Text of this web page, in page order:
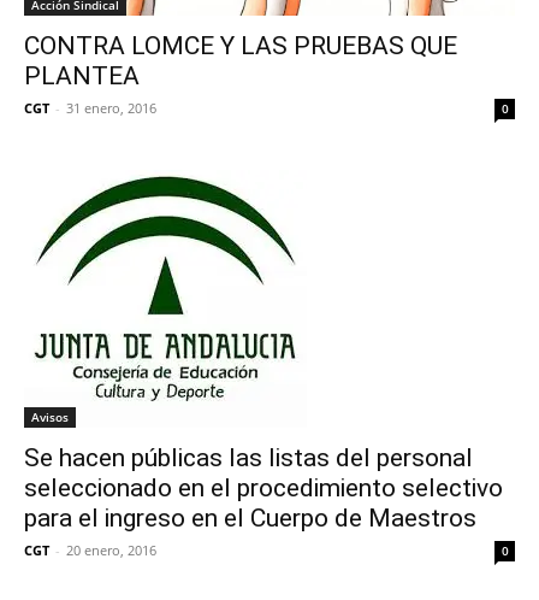
Acción Sindical
CONTRA LOMCE Y LAS PRUEBAS QUE
PLANTEA
CGT - 31 enero, 2016 0
Avisos
Se hacen públicas las listas del personal
seleccionado en el procedimiento selectivo
para el ingreso en el Cuerpo de Maestros
CGT - 20 enero, 2016 0